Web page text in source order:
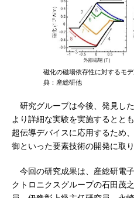
磁化の磁場依存性に対するモ
典：産総研他
研究グループは今後、発見し
より詳細な実験を実施するとと
超伝導デバイスに応用するため
御といった要素技術の開発に取り
今回の研究成果は、産総研電
クトロニクスグループの石田茂